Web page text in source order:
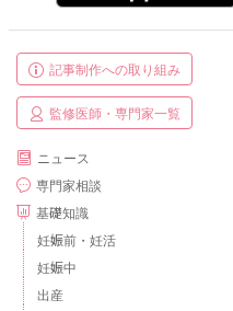
記事制作への取り組み
監修医師・専門家一覧
ニュース
専門家相談
基礎知識
妊娠前・妊活
妊娠中
出産